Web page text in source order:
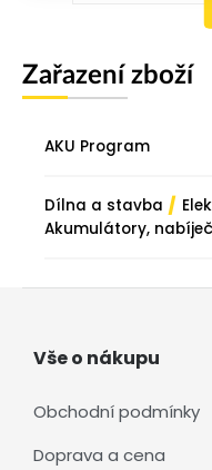
Zařazení zboží
AKU Program
Dílna a stavba /
Akumulátory,
Vše o nákupu
Obchodní podmínky
Doprava a cena